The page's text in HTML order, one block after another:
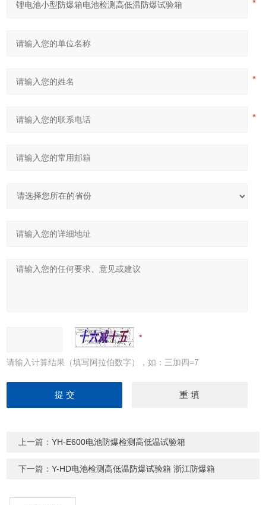
请输入计算结果（填写阿拉伯数字），如：三加四=7
上一篇：YH-E600电池防爆检测高低温试验箱
下一篇：Y-HD电池检测高低温防爆试验箱 浙江防爆箱